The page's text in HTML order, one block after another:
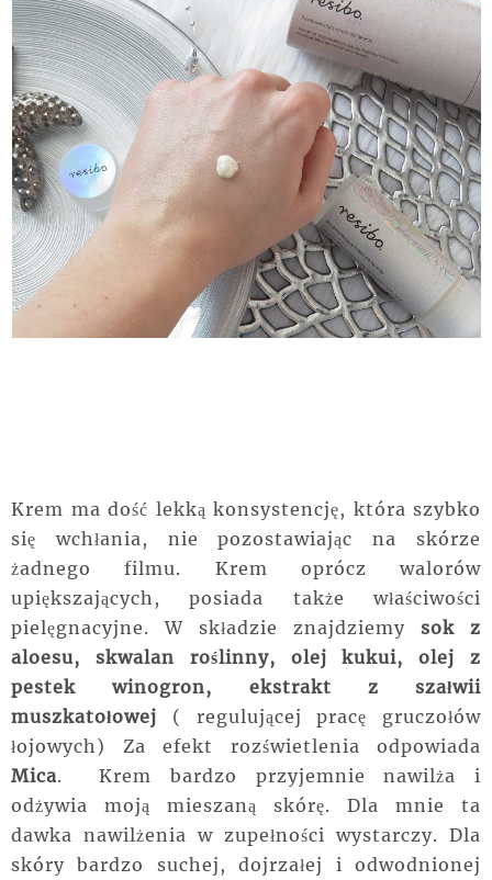
Krem ma dość lekką konsystencję, która szybko
się wchłania, nie pozostawiając na skórze
żadnego filmu. Krem oprócz walorów
upiększających, posiada także właściwości
pielęgnacyjne. W składzie znajdziemy sok z
aloesu, skwalan roślinny, olej kukui, olej z
pestek winogron, ekstrakt z szałwii
muszkatołowej ( regulującej pracę gruczołów
łojowych) Za efekt rozświetlenia odpowiada
Mica. Krem bardzo przyjemnie nawilża i
odżywia moją mieszaną skórę. Dla mnie ta
dawka nawilżenia w zupełności wystarczy. Dla
skóry bardzo suchej, dojrzałej i odwodnionej